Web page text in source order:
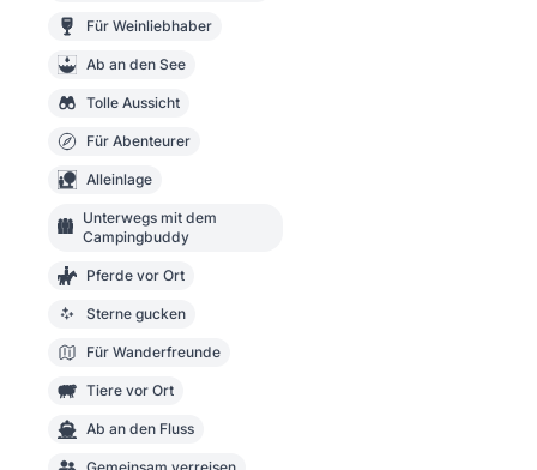
Für Weinliebhaber
Ab an den See
Tolle Aussicht
Für Abenteurer
Alleinlage
Unterwegs mit dem
Campingbuddy
Pferde vor Ort
Sterne gucken
Für Wanderfreunde
Tiere vor Ort
Ab an den Fluss